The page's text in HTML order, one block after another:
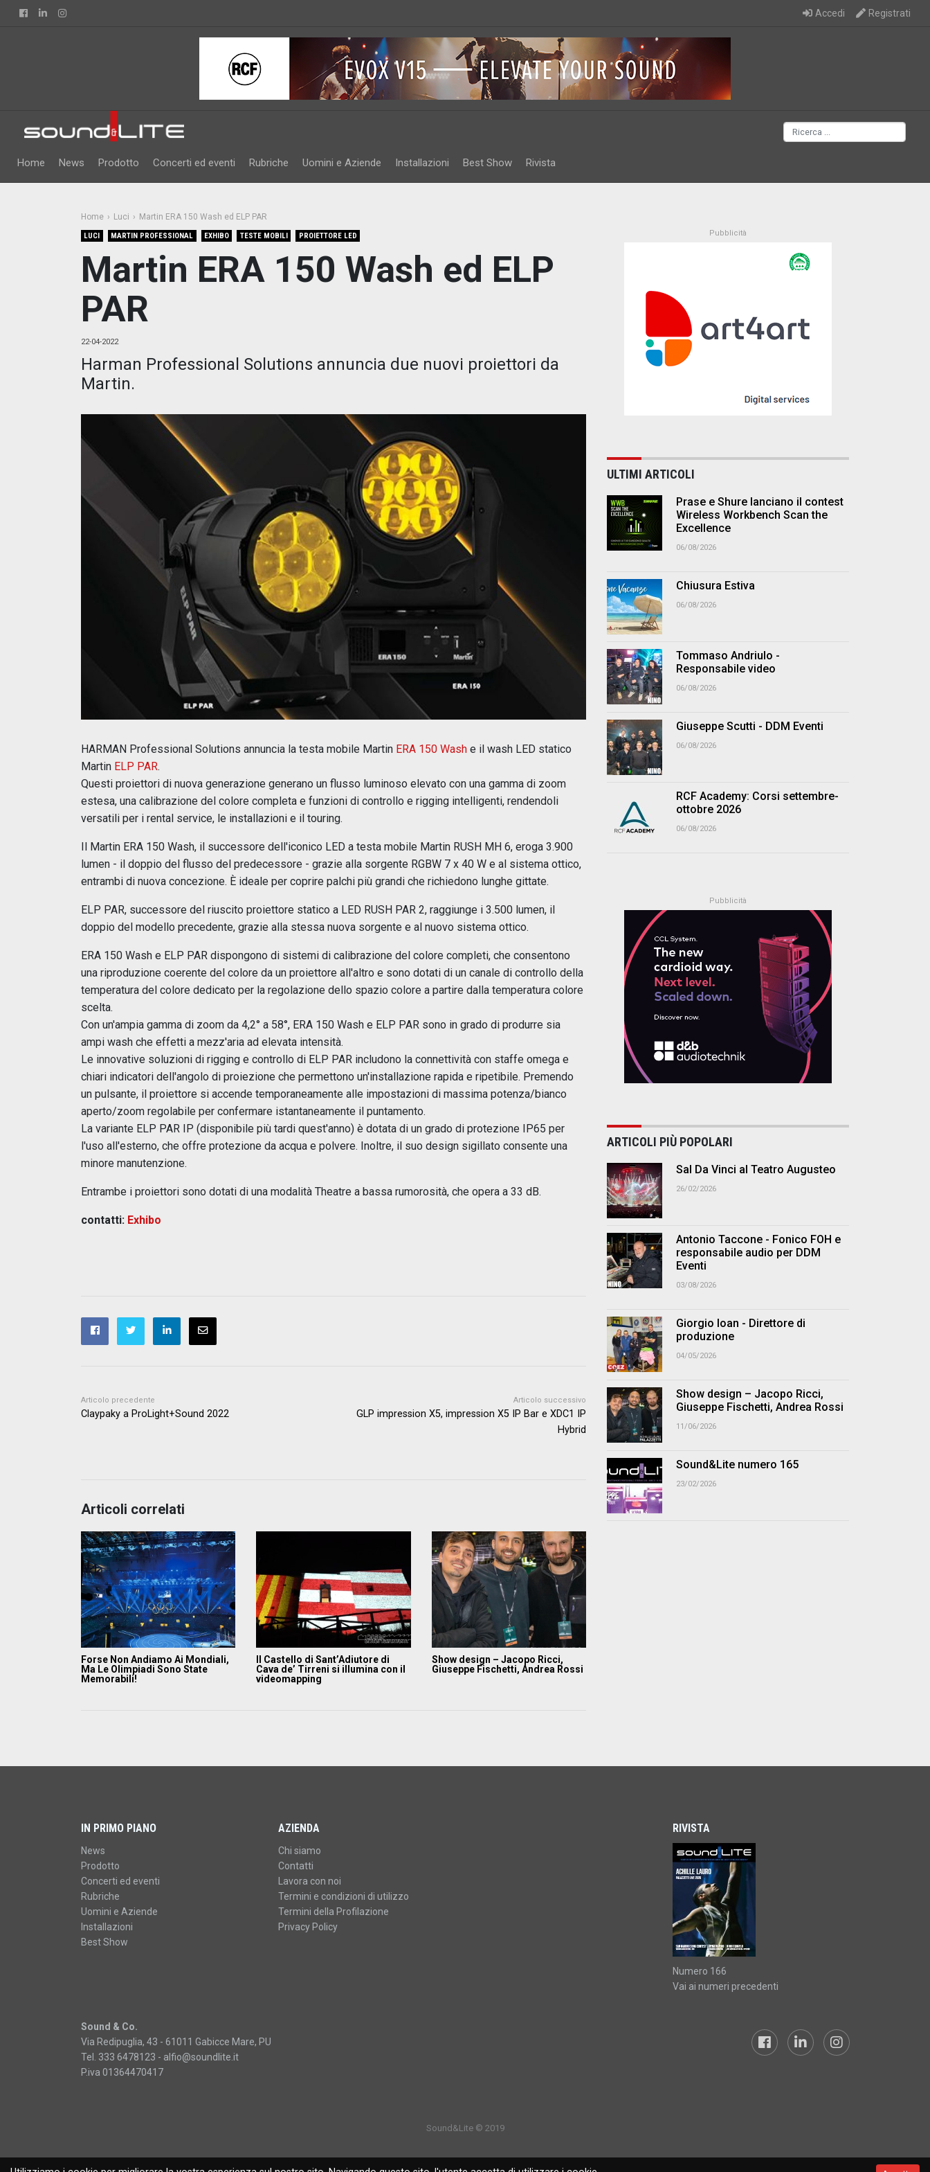
FacebookLinkedin Accedi Registrati
Home News Prodotto Concerti ed eventi Rubriche Uomini e Aziende Installazioni Best Show Rivista
Home Luci Martin ERA 150 Wash ed ELP PAR
LUCI MARTIN PROFESSIONAL EXHIBO TESTE MOBILI PROIETTORE LED
Martin ERA 150 Wash ed ELP
PAR
22-04-2022
Harman Professional Solutions annuncia due nuovi proiettori da
Martin.
HARMAN Professional Solutions annuncia la testa mobile Martin ERA 150 Wash e il wash LED statico
Martin ELP PAR.
Questi proiettori di nuova generazione generano un flusso luminoso elevato con una gamma di zoom
estesa, una calibrazione del colore completa e funzioni di controllo e rigging intelligenti, rendendoli
versatili per i rental service, le installazioni e il touring.
Il Martin ERA 150 Wash, il successore dell'iconico LED a testa mobile Martin RUSH MH 6, eroga 3.900
lumen - il doppio del flusso del predecessore - grazie alla sorgente RGBW 7 x 40 W e al sistema ottico,
entrambi di nuova concezione. È ideale per coprire palchi più grandi che richiedono lunghe gittate.
ELP PAR, successore del riuscito proiettore statico a LED RUSH PAR 2, raggiunge i 3.500 lumen, il
doppio del modello precedente, grazie alla stessa nuova sorgente e al nuovo sistema ottico.
ERA 150 Wash e ELP PAR dispongono di sistemi di calibrazione del colore completi, che consentono
una riproduzione coerente del colore da un proiettore all'altro e sono dotati di un canale di controllo della
temperatura del colore dedicato per la regolazione dello spazio colore a partire dalla temperatura colore
scelta.
Con un'ampia gamma di zoom da 4,2° a 58°, ERA 150 Wash e ELP PAR sono in grado di produrre sia
ampi wash che effetti a mezz'aria ad elevata intensità.
Le innovative soluzioni di rigging e controllo di ELP PAR includono la connettività con staffe omega e
chiari indicatori dell'angolo di proiezione che permettono un'installazione rapida e ripetibile. Premendo
un pulsante, il proiettore si accende temporaneamente alle impostazioni di massima potenza/bianco
aperto/zoom regolabile per confermare istantaneamente il puntamento.
La variante ELP PAR IP (disponibile più tardi quest'anno) è dotata di un grado di protezione IP65 per
l'uso all'esterno, che offre protezione da acqua e polvere. Inoltre, il suo design sigillato consente una
minore manutenzione.
Entrambe i proiettori sono dotati di una modalità Theatre a bassa rumorosità, che opera a 33 dB.
contatti: Exhibo
Articolo precedente
Claypaky a ProLight+Sound 2022
Articolo successivo
GLP impression X5, impression X5 IP Bar e XDC1 IP
Hybrid
Articoli correlati
Forse Non Andiamo Ai Mondiali,
Ma Le Olimpiadi Sono State
Memorabili!
Il Castello di Sant’Adiutore di
Cava de’ Tirreni si illumina con il
videomapping
Show design – Jacopo Ricci,
Giuseppe Fischetti, Andrea Rossi
ULTIMI ARTICOLI
Prase e Shure lanciano il contest
Wireless Workbench Scan the
Excellence
06/08/2026
Chiusura Estiva
06/08/2026
Tommaso Andriulo -
Responsabile video
06/08/2026
Giuseppe Scutti - DDM Eventi
06/08/2026
RCF Academy: Corsi settembre-
ottobre 2026
06/08/2026
ARTICOLI PIÙ POPOLARI
Sal Da Vinci al Teatro Augusteo
26/02/2026
Antonio Taccone - Fonico FOH e
responsabile audio per DDM
Eventi
03/08/2026
Giorgio Ioan - Direttore di
produzione
04/05/2026
Show design – Jacopo Ricci,
Giuseppe Fischetti, Andrea Rossi
11/06/2026
Sound&Lite numero 165
23/02/2026
IN PRIMO PIANO
News
Prodotto
Concerti ed eventi
Rubriche
Uomini e Aziende
Installazioni
Best Show
AZIENDA
Chi siamo
Contatti
Lavora con noi
Termini e condizioni di utilizzo
Termini della Profilazione
Privacy Policy
RIVISTA
Numero 166
Vai ai numeri precedenti
Sound & Co.
Via Redipuglia, 43 - 61011 Gabicce Mare, PU
Tel. 333 6478123 - alfio@soundlite.it
P.iva 01364470417
Sound&Lite © 2019